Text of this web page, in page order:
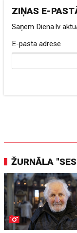
ZIŅAS E-
Saņem Diena.lv
E-pasta adrese
ŽURNĀLA